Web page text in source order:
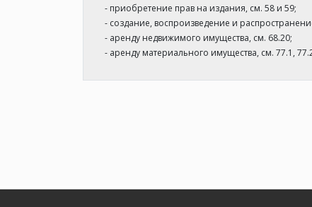
- приобретение прав на издания, см. 58 и 59;
- создание, воспроизведение и
- аренду недвижимого имущества, см. 68.20;
- аренду материального имущества, см. 77.1,